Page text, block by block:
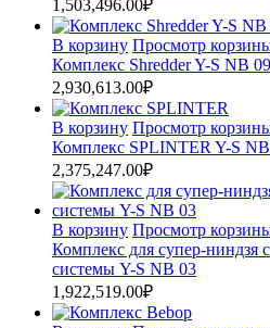
1,503,496.00₽
В корзину Просмотр
Комплекс Shredder Y-S NB 09
2,930,613.00₽
В корзину Просмотр
Комплекс SPLINTER Y-S
2,375,247.00₽
В корзину Просмотр
Комплекс для супер-ниндзя
системы Y-S NB 03
1,922,519.00₽